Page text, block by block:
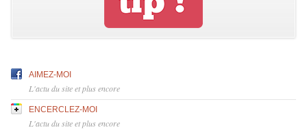
AIMEZ-MOI
L'actu du site et plus encore
ENCERCLEZ-MOI
L'actu du site et plus encore